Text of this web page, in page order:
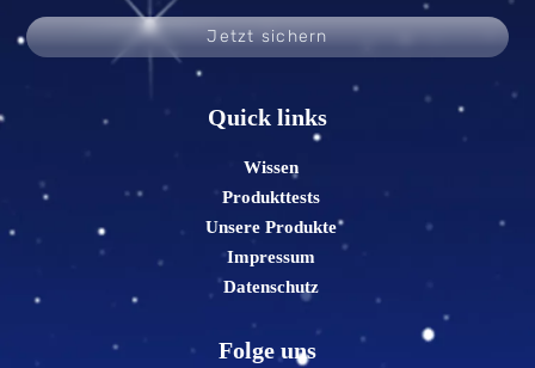
Jetzt sichern
Quick links
Wissen
Produkttests
Unsere Produkte
Impressum
Datenschutz
Folge uns